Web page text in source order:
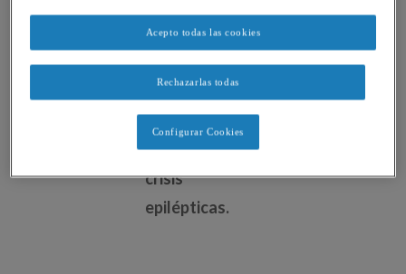
perceptivos
y
respiratorios,
además
de
crisis
epilépticas.
Rechazarlas todas
Acepto todas las cookies
Configurar Cookies